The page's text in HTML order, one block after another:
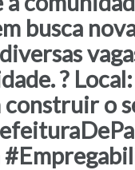
busca
?
construir o